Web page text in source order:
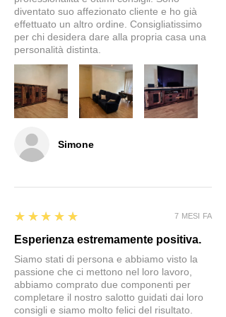
Simone
diventato suo affezionato cliente e ho già
effettuato un altro ordine. Consigliatissimo
per chi desidera dare alla propria casa una
personalità distinta.
5
★★★★★
Esperienza estremamente positiva.
Siamo stati di persona e abbiamo visto la
passione che ci mettono nel loro lavoro,
abbiamo comprato due componenti per
completare il nostro salotto guidati dai loro
consigli e siamo molto felici del risultato.
7 MESI FA